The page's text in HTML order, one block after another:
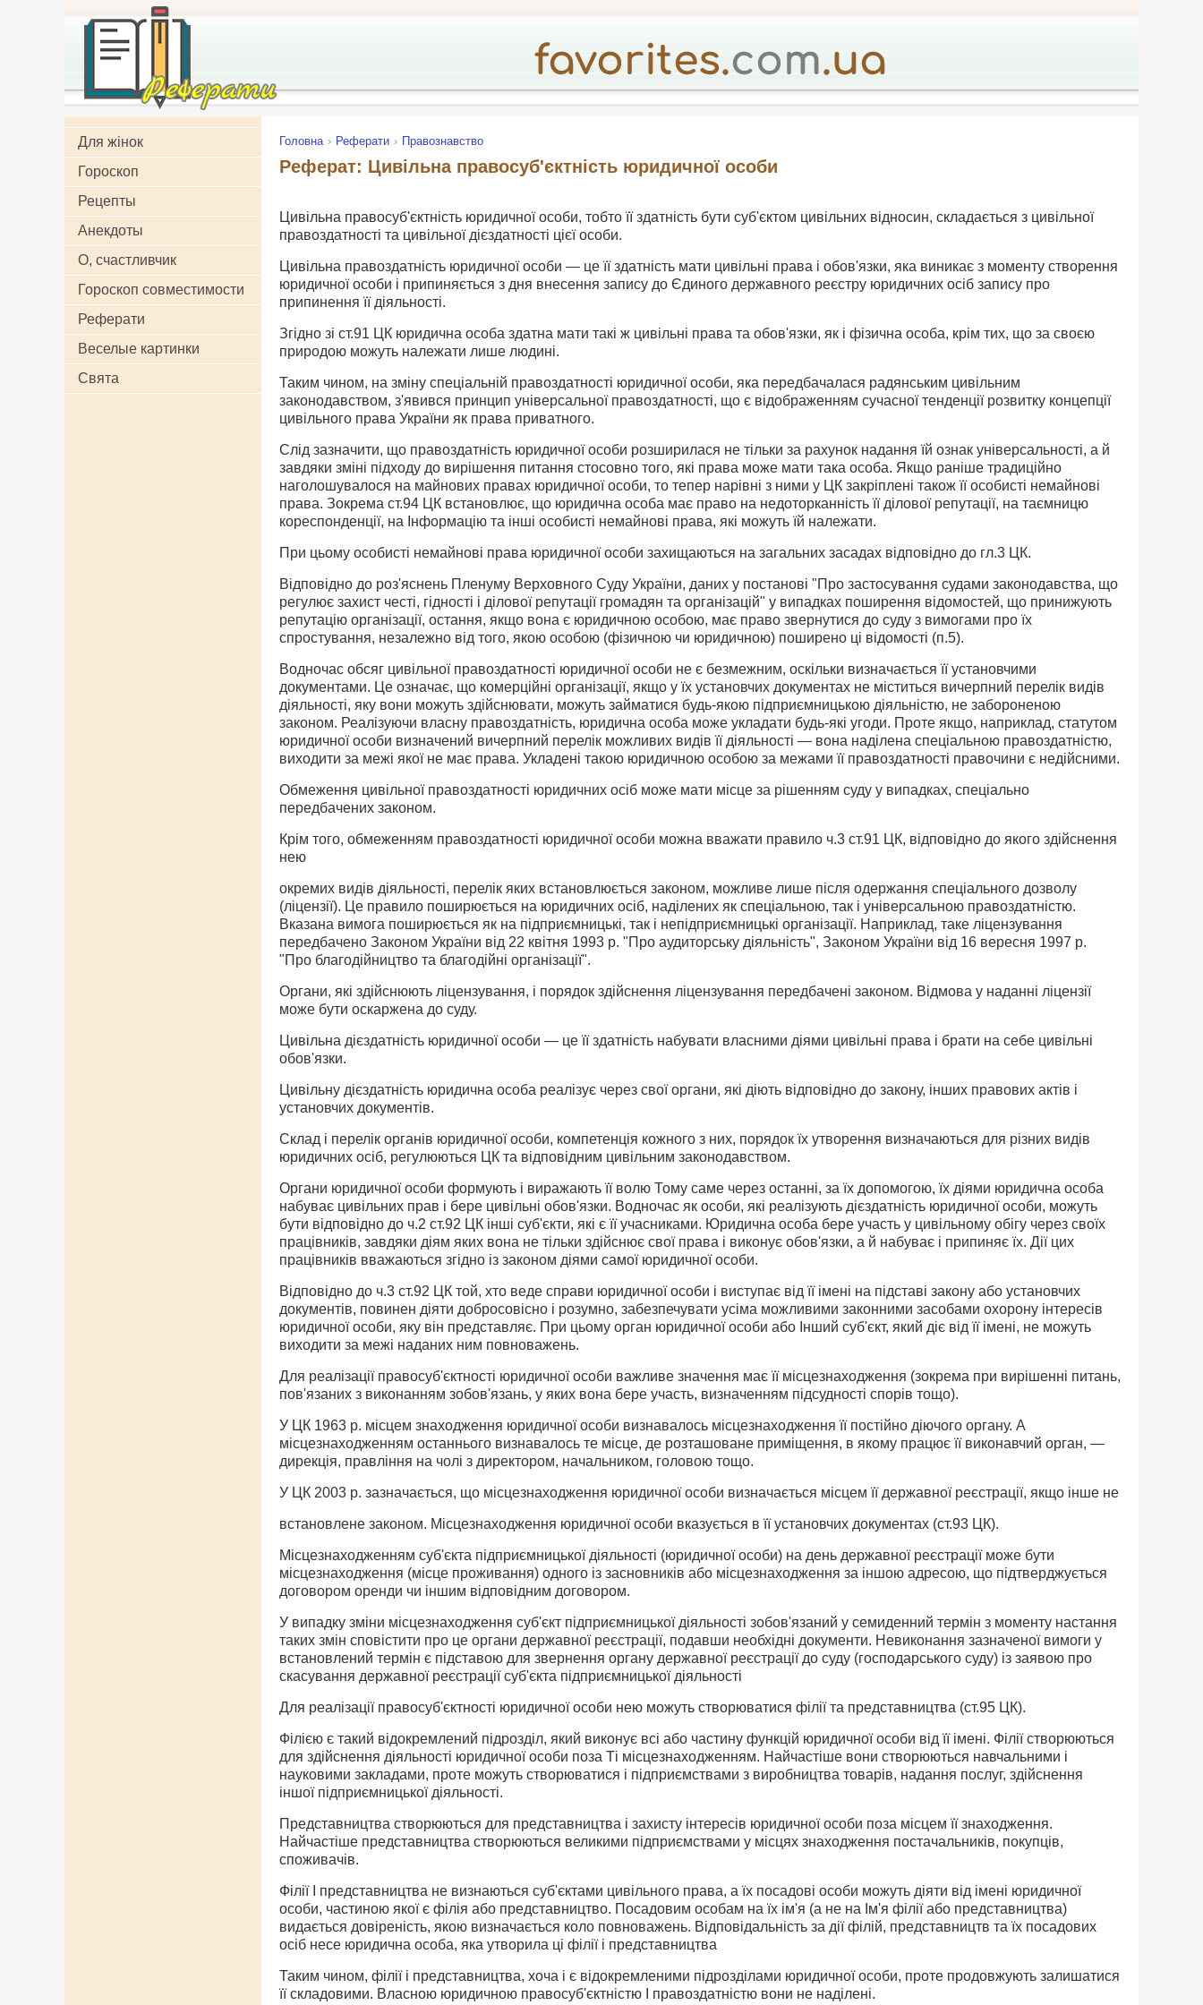
Для жінок
Гороскоп
Рецепты
Анекдоты
О, счастливчик
Гороскоп совместимости
Реферати
Веселые картинки
Свята
Головна Реферати Правознавство
Реферат: Цивільна правосуб'єктність юридичної особи
Цивільна правосуб'єктність юридичної особи, тобто її здатність бути суб'єктом цивільних відносин, складається з цивільної
правоздатності та цивільної дієздатності цієї особи.
Цивільна правоздатність юридичної особи — це її здатність мати цивільні права і обов'язки, яка виникає з моменту створення
юридичної особи і припиняється з дня внесення запису до Єдиного державного реєстру юридичних осіб запису про
припинення її діяльності.
Згідно зі ст.91 ЦК юридична особа здатна мати такі ж цивільні права та обов'язки, як і фізична особа, крім тих, що за своєю
природою можуть належати лише людині.
Таким чином, на зміну спеціальній правоздатності юридичної особи, яка передбачалася радянським цивільним
законодавством, з'явився принцип універсальної правоздатності, що є відображенням сучасної тенденції розвитку концепції
цивільного права України як права приватного.
Слід зазначити, що правоздатність юридичної особи розширилася не тільки за рахунок надання їй ознак універсальності, а й
завдяки зміні підходу до вирішення питання стосовно того, які права може мати така особа. Якщо раніше традиційно
наголошувалося на майнових правах юридичної особи, то тепер нарівні з ними у ЦК закріплені також її особисті немайнові
права. Зокрема ст.94 ЦК встановлює, що юридична особа має право на недоторканність її ділової репутації, на таємницю
кореспонденції, на Інформацію та інші особисті немайнові права, які можуть їй належати.
При цьому особисті немайнові права юридичної особи захищаються на загальних засадах відповідно до гл.3 ЦК.
Відповідно до роз'яснень Пленуму Верховного Суду України, даних у постанові "Про застосування судами законодавства, що
регулює захист честі, гідності і ділової репутації громадян та організацій" у випадках поширення відомостей, що принижують
репутацію організації, остання, якщо вона є юридичною особою, має право звернутися до суду з вимогами про їх
спростування, незалежно від того, якою особою (фізичною чи юридичною) поширено ці відомості (п.5).
Водночас обсяг цивільної правоздатності юридичної особи не є безмежним, оскільки визначається її установчими
документами. Це означає, що комерційні організації, якщо у їх установчих документах не міститься вичерпний перелік видів
діяльності, яку вони можуть здійснювати, можуть займатися будь-якою підприємницькою діяльністю, не забороненою
законом. Реалізуючи власну правоздатність, юридична особа може укладати будь-які угоди. Проте якщо, наприклад, статутом
юридичної особи визначений вичерпний перелік можливих видів її діяльності — вона наділена спеціальною правоздатністю,
виходити за межі якої не має права. Укладені такою юридичною особою за межами її правоздатності правочини є недійсними.
Обмеження цивільної правоздатності юридичних осіб може мати місце за рішенням суду у випадках, спеціально
передбачених законом.
Крім того, обмеженням правоздатності юридичної особи можна вважати правило ч.3 ст.91 ЦК, відповідно до якого здійснення
нею
окремих видів діяльності, перелік яких встановлюється законом, можливе лише після одержання спеціального дозволу
(ліцензії). Це правило поширюється на юридичних осіб, наділених як спеціальною, так і універсальною правоздатністю.
Вказана вимога поширюється як на підприємницькі, так і непідприємницькі організації. Наприклад, таке ліцензування
передбачено Законом України від 22 квітня 1993 р. "Про аудиторську діяльність", Законом України від 16 вересня 1997 р.
"Про благодійництво та благодійні організації".
Органи, які здійснюють ліцензування, і порядок здійснення ліцензування передбачені законом. Відмова у наданні ліцензії
може бути оскаржена до суду.
Цивільна дієздатність юридичної особи — це її здатність набувати власними діями цивільні права і брати на себе цивільні
обов'язки.
Цивільну дієздатність юридична особа реалізує через свої органи, які діють відповідно до закону, інших правових актів і
установчих документів.
Склад і перелік органів юридичної особи, компетенція кожного з них, порядок їх утворення визначаються для різних видів
юридичних осіб, регулюються ЦК та відповідним цивільним законодавством.
Органи юридичної особи формують і виражають її волю Тому саме через останні, за їх допомогою, їх діями юридична особа
набуває цивільних прав і бере цивільні обов'язки. Водночас як особи, які реалізують дієздатність юридичної особи, можуть
бути відповідно до ч.2 ст.92 ЦК інші суб'єкти, які є її учасниками. Юридична особа бере участь у цивільному обігу через своїх
працівників, завдяки діям яких вона не тільки здійснює свої права і виконує обов'язки, а й набуває і припиняє їх. Дії цих
працівників вважаються згідно із законом діями самої юридичної особи.
Відповідно до ч.3 ст.92 ЦК той, хто веде справи юридичної особи і виступає від її імені на підставі закону або установчих
документів, повинен діяти добросовісно і розумно, забезпечувати усіма можливими законними засобами охорону інтересів
юридичної особи, яку він представляє. При цьому орган юридичної особи або Інший суб'єкт, який діє від її імені, не можуть
виходити за межі наданих ним повноважень.
Для реалізації правосуб'єктності юридичної особи важливе значення має її місцезнаходження (зокрема при вирішенні питань,
пов'язаних з виконанням зобов'язань, у яких вона бере участь, визначенням підсудності спорів тощо).
У ЦК 1963 р. місцем знаходження юридичної особи визнавалось місцезнаходження її постійно діючого органу. А
місцезнаходженням останнього визнавалось те місце, де розташоване приміщення, в якому працює її виконавчий орган, —
дирекція, правління на чолі з директором, начальником, головою тощо.
У ЦК 2003 р. зазначається, що місцезнаходження юридичної особи визначається місцем її державної реєстрації, якщо інше не
встановлене законом. Місцезнаходження юридичної особи вказується в її установчих документах (ст.93 ЦК).
Місцезнаходженням суб'єкта підприємницької діяльності (юридичної особи) на день державної реєстрації може бути
місцезнаходження (місце проживання) одного із засновників або місцезнаходження за іншою адресою, що підтверджується
договором оренди чи іншим відповідним договором.
У випадку зміни місцезнаходження суб'єкт підприємницької діяльності зобов'язаний у семиденний термін з моменту настання
таких змін сповістити про це органи державної реєстрації, подавши необхідні документи. Невиконання зазначеної вимоги у
встановлений термін є підставою для звернення органу державної реєстрації до суду (господарського суду) із заявою про
скасування державної реєстрації суб'єкта підприємницької діяльності
Для реалізації правосуб'єктності юридичної особи нею можуть створюватися філії та представництва (ст.95 ЦК).
Філією є такий відокремлений підрозділ, який виконує всі або частину функцій юридичної особи від її імені. Філії створюються
для здійснення діяльності юридичної особи поза Ті місцезнаходженням. Найчастіше вони створюються навчальними і
науковими закладами, проте можуть створюватися і підприємствами з виробництва товарів, надання послуг, здійснення
іншої підприємницької діяльності.
Представництва створюються для представництва і захисту інтересів юридичної особи поза місцем її знаходження.
Найчастіше представництва створюються великими підприємствами у місцях знаходження постачальників, покупців,
споживачів.
Філії І представництва не визнаються суб'єктами цивільного права, а їх посадові особи можуть діяти від імені юридичної
особи, частиною якої є філія або представництво. Посадовим особам на їх ім'я (а не на Ім'я філії або представництва)
видається довіреність, якою визначається коло повноважень. Відповідальність за дії філій, представництв та їх посадових
осіб несе юридична особа, яка утворила ці філії і представництва
Таким чином, філії і представництва, хоча і є відокремленими підрозділами юридичної особи, проте продовжують залишатися
її складовими. Власною юридичною правосуб'єктністю І правоздатністю вони не наділені.